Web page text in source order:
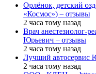
Орлёнок, детский
«Космос») – отзывы
2 часа тому назад
Врач анестезиолог-
Юрьевич – отзывы
2 часа тому назад
Лучший
2 часа тому назад